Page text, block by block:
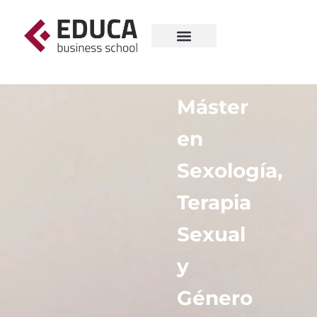
Máster
en
Sexología,
Terapia
Sexual
y
Género